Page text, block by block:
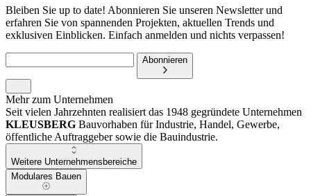
Bleiben Sie up to date! Abonnieren Sie unseren Newsletter und
erfahren Sie von spannenden Projekten, aktuellen Trends und
exklusiven Einblicken. Einfach anmelden und nichts verpassen!
Abonnieren
Mehr zum Unternehmen
Seit vielen Jahrzehnten realisiert das 1948 gegründete Unternehmen
KLEUSBERG Bauvorhaben für Industrie, Handel, Gewerbe,
öffentliche Auftraggeber sowie die Bauindustrie.
Weitere Unternehmensbereiche
Modulares Bauen